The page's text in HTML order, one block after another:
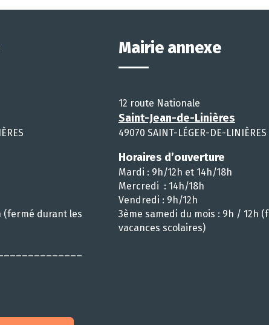
(fermé durant les
Mairie annexe
12 route Nationale
Saint-Jean-de-Linières
49070 SAINT-LÉGER-DE-LINIÈRES
Horaires d’ouverture
Mardi : 9h/12h et 14h/18h
Mercredi : 14h/18h
Vendredi : 9h/12h
3ème samedi du mois : 9h / 12h
vacances scolaires)